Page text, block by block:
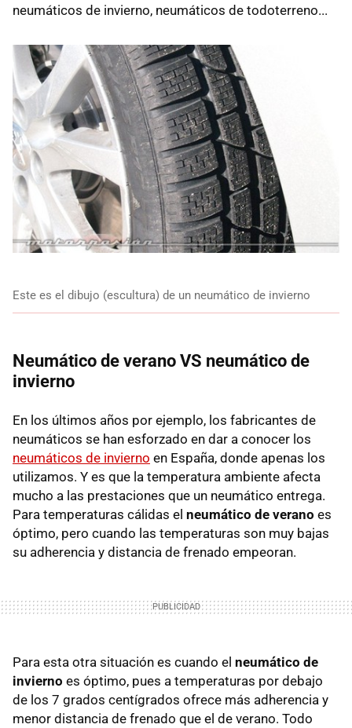
neumáticos de invierno, neumáticos de todoterreno...
Este es el dibujo (escultura) de un neumático de invierno
Neumático de verano VS neumático de
invierno
En los últimos años por ejemplo, los fabricantes de
neumáticos se han esforzado en dar a conocer los
neumáticos de invierno en España, donde apenas los
utilizamos. Y es que la temperatura ambiente afecta
mucho a las prestaciones que un neumático entrega.
Para temperaturas cálidas el neumático de verano es
óptimo, pero cuando las temperaturas son muy bajas
su adherencia y distancia de frenado empeoran.
Para esta otra situación es cuando el neumático de
invierno es óptimo, pues a temperaturas por debajo
de los 7 grados centígrados ofrece más adherencia y
menor distancia de frenado que el de verano. Todo